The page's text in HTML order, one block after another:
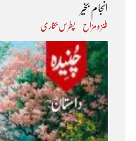
انجام بخیر
طنز و مزاح پطرس بخاری